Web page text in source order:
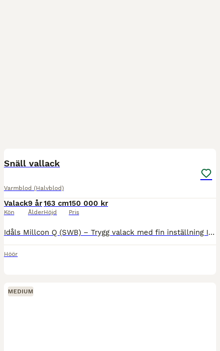
Snäll vallack
Varmblod (Halvblod)
Valack
Kön
9 år
Ålder
163 cm
Höjd
150 000 kr
Pris
Idåls Millcon Q (SWB) – Trygg valack med fin inställning Idåls Millcon Q (SWB) Född 2017 • Valack • Fux Efter Contant Q u. Millamy (35) (SWB). Nu finns möjlighet att förvärva en trevlig och sent tagen valack med stabilt psyke och fin inställning till arbete. Hästen har gått på lösdrift större delen av livet och har därför fått mogna i lugn och ro innan inridning påbörjades
Höör
MEDIUM